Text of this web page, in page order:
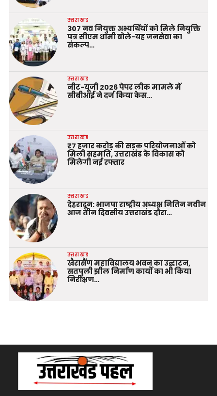
उत्तराखंड
307 नव नियुक्त अभ्यर्थियों को मिले नियुक्ति
पत्र सीएम धामी बोले-यह जनसेवा का
संकल्प…
उत्तराखंड
नीट-यूजी 2026 पेपर लीक मामले में
सीबीआई ने दर्ज किया केस…
उत्तराखंड
₹7 हजार करोड़ की सड़क परियोजनाओं को
मिली सहमति, उत्तराखंड के विकास को
मिलेगी नई रफ्तार
उत्तराखंड
देहरादून: भाजपा राष्ट्रीय अध्यक्ष नितिन नवीन
आज तीन दिवसीय उत्तराखंड दौरा…
उत्तराखंड
खैरासैंण महाविद्यालय भवन का उद्घाटन,
सतपुली झील निर्माण कार्यों का भी किया
निरीक्षण…